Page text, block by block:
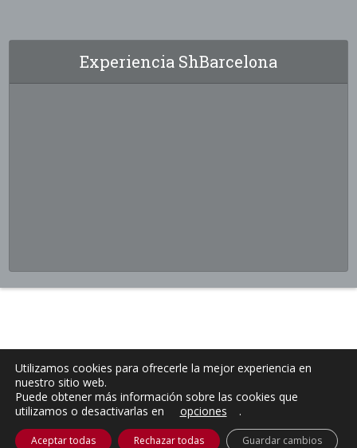
Experiencia ShBarcelona
Utilizamos cookies para ofrecerle la mejor experiencia en
nuestro sitio web.
Puede obtener más información sobre las cookies que
utilizamos o desactivarlas en
opciones .
Aceptar todas Rechazar todas Guardar cambios